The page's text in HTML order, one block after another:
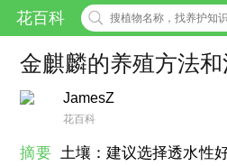
花百科
金麒麟的养殖方法
JamesZ
花百科
摘要 土壤：建议选择透水性